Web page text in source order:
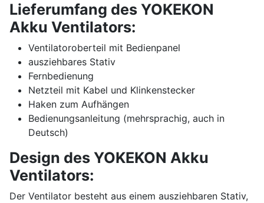
Lieferumfang des YOKEKON
Akku Ventilators:
Ventilatoroberteil mit Bedienpanel
ausziehbares Stativ
Fernbedienung
Netzteil mit Kabel und Klinkenstecker
Haken zum Aufhängen
Bedienungsanleitung (mehrsprachig, auch in
Deutsch)
Design des YOKEKON Akku
Ventilators:
Der Ventilator besteht aus einem ausziehbaren Stativ,